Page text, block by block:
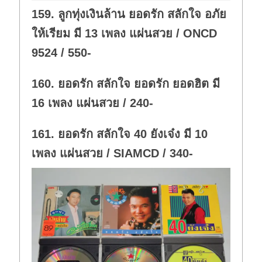
n
.
159. ลูกทุ่งเงินล้าน ยอดรัก สลักใจ อภัย
ให้เรียม มี 13 เพลง แผ่นสวย / ONCD
9524 / 550-
160. ยอดรัก สลักใจ ยอดรัก ยอดฮิต มี
16 เพลง แผ่นสวย / 240-
161. ยอดรัก สลักใจ 40 ยังเจ๋ง มี 10
เพลง แผ่นสวย / SIAMCD / 340-